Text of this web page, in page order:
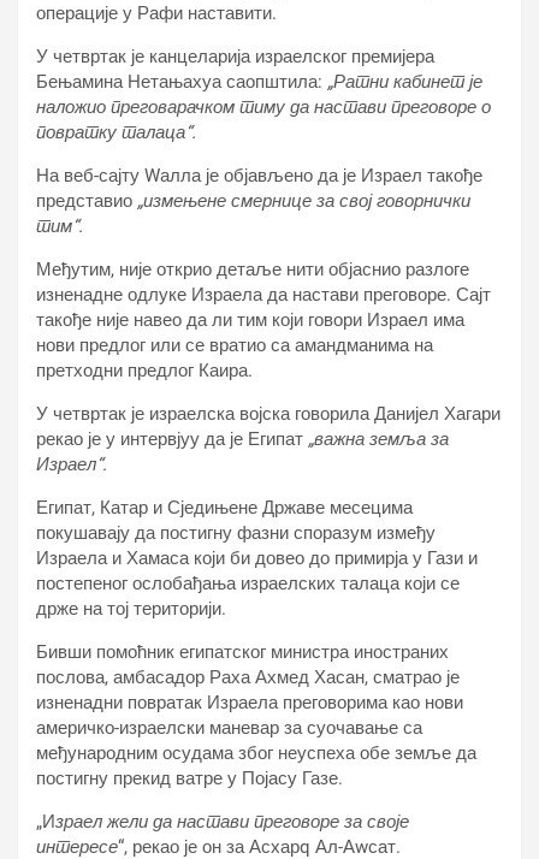
операције у Рафи наставити.
У четвртак је канцеларија израелског премијера
Бењамина Нетањахуа саопштила: „Ратни кабинет је
наложио преговарачком тиму да настави преговоре о
повратку талаца“.
На веб-сајту Wалла је објављено да је Израел такође
представио „измењене смернице за свој говорнички
тим“.
Међутим, није открио детаље нити објаснио разлоге
изненадне одлуке Израела да настави преговоре. Сајт
такође није навео да ли тим који говори Израел има
нови предлог или се вратио са амандманима на
претходни предлог Каира.
У четвртак је израелска војска говорила Данијел Хагари
рекао је у интервјуу да је Египат „важна земља за
Израел“.
Египат, Катар и Сједињене Државе месецима
покушавају да постигну фазни споразум између
Израела и Хамаса који би довео до примирја у Гази и
постепеног ослобађања израелских талаца који се
држе на тој територији.
Бивши помоћник египатског министра иностраних
послова, амбасадор Раха Ахмед Хасан, сматрао је
изненадни повратак Израела преговорима као нови
америчко-израелски маневар за суочавање са
међународним осудама због неуспеха обе земље да
постигну прекид ватре у Појасу Газе.
„Израел жели да настави преговоре за своје
интересе“, рекао је он за Асхарq Ал-Аwсат.